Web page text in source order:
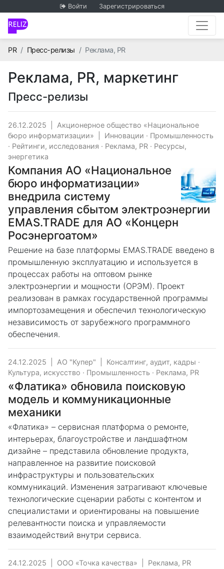
Войти Зарегистрироваться
PRГлавная
Пресс-релизы Реклама, PR
Реклама, PR, маркетинг
Пресс-релизы
26.12.2025
Акционерное общество «Национальное
бюро информатизации»
Инновации · Промышленность
· Рейтинги, исследования · Реклама, PR · Ресурсы,
энергетика
Компания АО «Национальное
бюро информатизации»
внедрила систему
управления сбытом электроэнергии
ЕMAS.TRADE для АО «Концерн
Росэнергоатом»
Решение на базе платформы EMAS.TRADE введено в
промышленную эксплуатацию и используется в
процессах работы на оптовом рынке
электроэнергии и мощности (ОРЭМ). Проект
реализован в рамках государственной программы
импортозамещения и обеспечил технологическую
независимость от зарубежного программного
обеспечения.
24.12.2025 АО "Купер" Консалтинг, аудит, кадры ·
Культура, искусство · Промышленность · Реклама, PR
«Флатика» обновила поисковую
модель и коммуникационные
механики
«Флатика» – сервисная платформа о ремонте,
интерьерах, благоустройстве и ландшафтном
дизайне – представила обновление продукта,
направленное на развитие поисковой
инфраструктуры и пользовательских
коммуникаций. Изменения затрагивают ключевые
технологические сценарии работы с контентом и
специалистами и ориентированы на повышение
релевантности поиска и управляемости
взаимодействий внутри сервиса.
24.12.2025 ООО «Точка качества» Реклама, PR